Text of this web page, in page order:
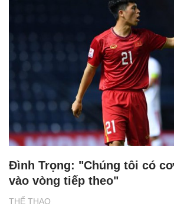
THỂ THAO
Đình Trọng: "Chúng tôi có
vào vòng tiếp theo"